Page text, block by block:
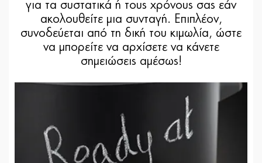
για τα συστατικά ή τους χρόνους σας εάν
ακολουθείτε μια συνταγή. Επιπλέον,
συνοδεύεται από τη δική του κιμωλία, ώστε
να μπορείτε να αρχίσετε να κάνετε
σημειώσεις αμέσως!